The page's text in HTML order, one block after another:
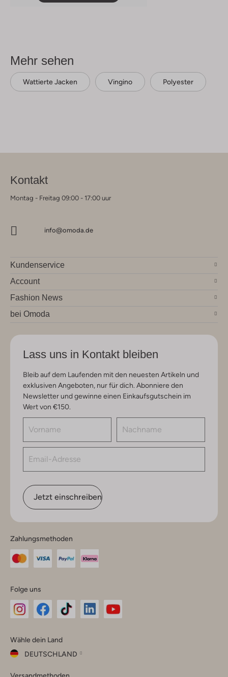
Mehr sehen
Wattierte Jacken Vingino Polyester
Kontakt
Montag - Freitag 09:00 - 17:00 uur
info@omoda.de
Kundenservice
Account
Fashion News
bei Omoda
Lass uns in Kontakt bleiben
Bleib auf dem Laufenden mit den neuesten Artikeln und
exklusiven Angeboten, nur für dich. Abonniere den
Newsletter und gewinne einen Einkaufsgutschein im
Wert von €150.
Jetzt einschreiben
Zahlungsmethoden
Folge uns
Instagram
Facebook
TikTok
Wähle dein Land
DEUTSCHLAND